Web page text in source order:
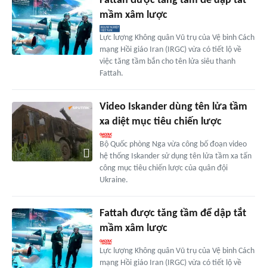
mầm xâm lược
Lực lượng Không quân Vũ trụ của Vệ binh Cách
mạng Hồi giáo Iran (IRGC) vừa có tiết lộ về
việc tăng tầm bắn cho tên lửa siêu thanh
Fattah.
Video Iskander dùng tên lửa tầm
xa diệt mục tiêu chiến lược
Bộ Quốc phòng Nga vừa công bố đoạn video
hệ thống Iskander sử dụng tên lửa tầm xa tấn
công mục tiêu chiến lược của quân đội
Ukraine.
Fattah được tăng tầm để dập tắt
mầm xâm lược
Lực lượng Không quân Vũ trụ của Vệ binh Cách
mạng Hồi giáo Iran (IRGC) vừa có tiết lộ về